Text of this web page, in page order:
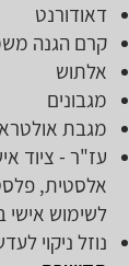
דאודורנט
קרם הגנה
אלתוש
מגבונים
מגבת
עז"ר - ציוד
אלסטית,
לשימוש אישי
נוזל ניקוי